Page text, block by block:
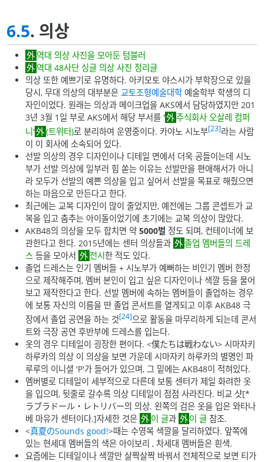
6.5. 의상
역대 의상 사진을 모아둔 텀블러
역대 48사단 싱글 의상 사진 정리글
의상 또한 예쁘기로 유명하다. 아키모토 야스시가 부학장으로 있을
당시, 무대 의상의 대부분은교토조형예술대학 예술학부 학생의 디
자인이었다. 원래는 의상과 메이크업을 AKS에서 담당하였지만 201
3년 3월 1일 부로 AKS에서 해당 부서를 '
주식회사 오살레 컴퍼
니' (트위터)로 분리하여 운영중이다. 카야노 시노부[23]라는 사람
이 이 회사에 소속되어 있다.
선발 의상의 경우 디자인이나 디테일 면에서 더욱 공들이는데 시노
부가 선발 의상에 일부러 힘 쏟는 이유는 선발만을 편애해서가 아니
라 모두가 선발의 예쁜 의상을 입고 싶어서 선발을 목표로 해줬으면
하는 마음으로 만든다고 한다.
최근에는 교복 디자인이 많이 줄었지만, 예전에는 그룹 콘셉트가 교
복을 입고 춤추는 아이돌이었기에 초기에는 교복 의상이 많았다.
AKB48의 의상을 모두 합치면 약5000벌 정도 되며, 컨테이너에 보
관한다고 한다. 2015년에는 센터 의상들과
졸업 멤버들의 드레
스 등을 모아서 전시한 적도 있다.
졸업 드레스는 인기 멤버들 + 시노부가 예뻐하는 비인기 멤버 한정
으로 제작해주며, 멤버 본인이 입고 싶은 디자인이나 색깔 등을 물어
보고 제작한다고 한다. 선발 멤버에 속하는 멤버들이 졸업하는 경우
에 보통 자신의 이름을 딴 졸업 콘서트를 열게되고 이후 AKB48 극
장에서 졸업 공연을 하는 것[24] 으로 활동을 마무리하게 되는데 콘서
트와 극장 공연 후반부에 드레스를 입는다.
옷의 경우 디테일이 굉장한 편이다. <僕たちは戦わない> 시마자키
하루카의 의상 이 의상을 보면 가운데 시마자키 하루카의 별명인 파
루루의 이니셜 'P'가 들어가 있으며, 그 밑에는 AKB48이 적혀있다.
멤버별로 디테일이 세부적으로 다른데 보통 센터가 제일 화려한 옷
을 입으며, 뒷줄로 갈수록 의상 디테일이 점점 사라진다. 비교 샷[*
ラブラドール・レトリバー의 의상. 왼쪽의 검은 옷을 입은 와타나
베 마유가 센터이다.]자세한 것은
이 글과 이 글참조.
<真夏のSounds good!>때는 수영복 색깔을 달리하였다. 앞쪽에
있는 현세대 멤버들의 색은 아이보리 , 차세대 멤버들은 흰색.
요즘에는 디테일이나 색깔만 살짝살짝 바꿔서 전체적으로 보면 티가